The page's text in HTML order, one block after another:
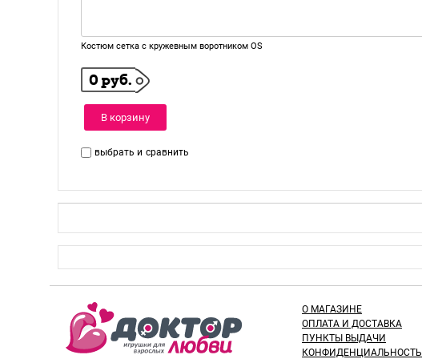
Костюм сетка с кружевным воротником OS
0 руб.
В корзину
выбрать и сравнить
О МАГАЗИНЕ
ОПЛАТА И ДОСТАВКА
ПУНКТЫ ВЫДАЧИ
КОНФИДЕНЦИАЛЬНОСТЬ